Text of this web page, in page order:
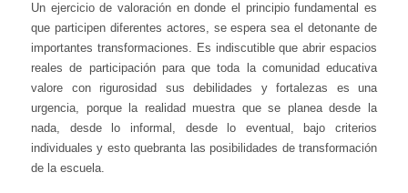
Un ejercicio de valoración en donde el principio fundamental es
que participen diferentes actores, se espera sea el detonante de
importantes transformaciones. Es indiscutible que abrir espacios
reales de participación para que toda la comunidad educativa
valore con rigurosidad sus debilidades y fortalezas es una
urgencia, porque la realidad muestra que se planea desde la
nada, desde lo informal, desde lo eventual, bajo criterios
individuales y esto quebranta las posibilidades de transformación
de la escuela.